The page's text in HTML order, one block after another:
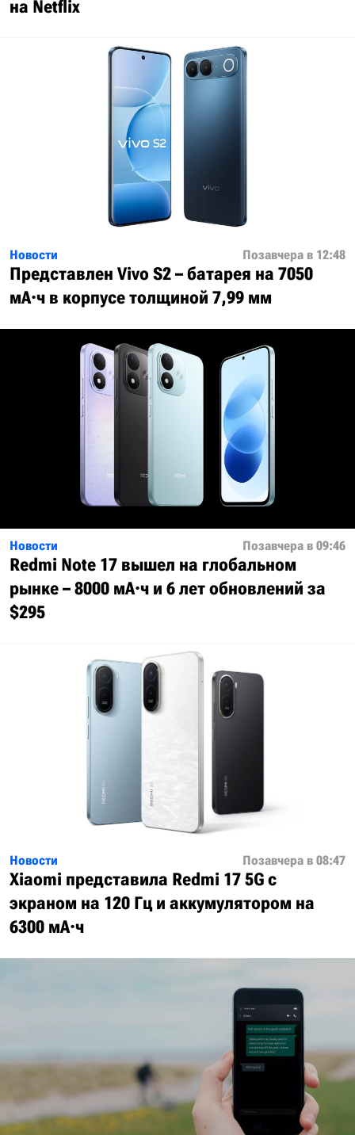
на Netflix
Новости Позавчера в 12:48
Представлен Vivo S2 – батарея на 7050
мА·ч в корпусе толщиной 7,99 мм
Новости Позавчера в 09:46
Redmi Note 17 вышел на глобальном
рынке – 8000 мА·ч и 6 лет обновлений за
$295
Новости Позавчера в 08:47
Xiaomi представила Redmi 17 5G с
экраном на 120 Гц и аккумулятором на
6300 мА·ч